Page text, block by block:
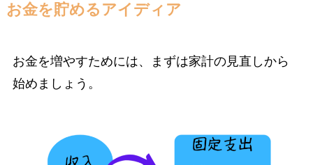
お金を貯めるアイディア
お金を増やすためには、まずは家計の見直しから
始めましょう。